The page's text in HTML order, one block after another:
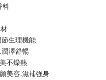
料
節生理機能
潤澤舒暢
不燥熱
美容.滋補強身